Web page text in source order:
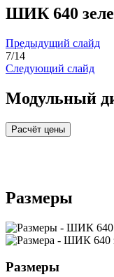
ШИК 640
Предыдущий слайд
7/14
Следующий слайд
Модульный
Расчёт цены
Размеры
Размеры